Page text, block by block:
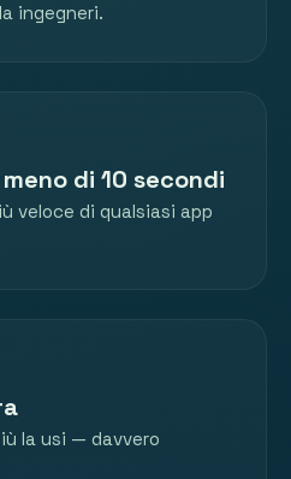
ingegneri.
di 10 secondi
veloce di qualsiasi app
la usi — davvero